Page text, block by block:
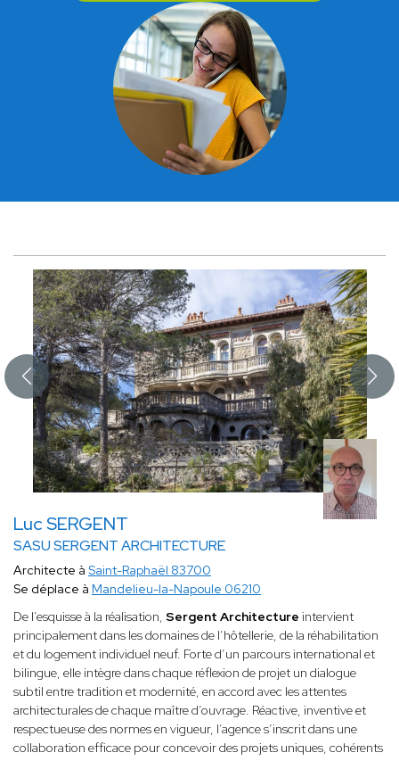
Luc SERGENT
SASU SERGENT ARCHITECTURE
Architecte à Saint-Raphaël 83700
Se déplace à Mandelieu-la-Napoule 06210
De l’esquisse à la réalisation, Sergent Architecture intervient
principalement dans les domaines de l’hôtellerie, de la réhabilitation
et du logement individuel neuf. Forte d’un parcours international et
bilingue, elle intègre dans chaque réflexion de projet un dialogue
subtil entre tradition et modernité, en accord avec les attentes
architecturales de chaque maître d’ouvrage. Réactive, inventive et
respectueuse des normes en vigueur, l’agence s’inscrit dans une
collaboration efficace pour concevoir des projets uniques, cohérents